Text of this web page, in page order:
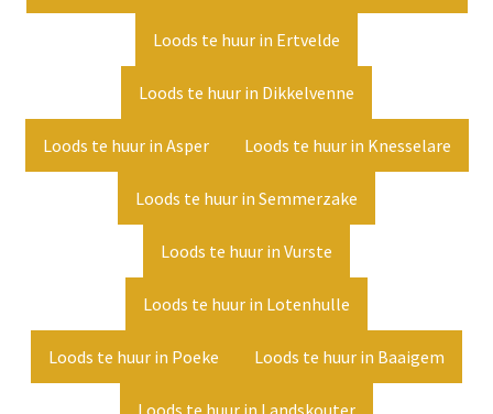
Loods te huur in Ertvelde
Loods te huur in Dikkelvenne
Loods te huur in Asper Loods te huur in Knesselare
Loods te huur in Semmerzake
Loods te huur in Vurste
Loods te huur in Lotenhulle
Loods te huur in Poeke Loods te huur in Baaigem